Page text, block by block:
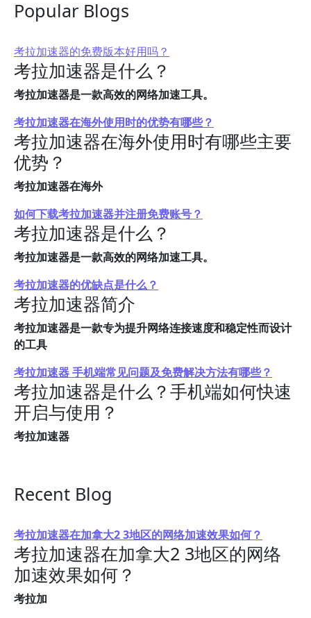
Popular Blogs
考拉加速器的免费版本好用吗？
考拉加速器是什么？
考拉加速器是一款高效的网络加速工具。
考拉加速器在海外使用时的优势有哪些？
考拉加速器在海外使用时有哪些主要
优势？
考拉加速器在海外
如何下载考拉加速器并注册免费账号？
考拉加速器是什么？
考拉加速器是一款高效的网络加速工具。
考拉加速器的优缺点是什么？
考拉加速器简介
考拉加速器是一款专为提升网络连接速度和稳定性而设计
的工具
考拉加速器 手机端常见问题及免费解决方法有哪些？
考拉加速器是什么？手机端如何快速
开启与使用？
考拉加速器
Recent Blog
考拉加速器在加拿大2 3地区的网络加速效果如何？
考拉加速器在加拿大2 3地区的网络
加速效果如何？
考拉加